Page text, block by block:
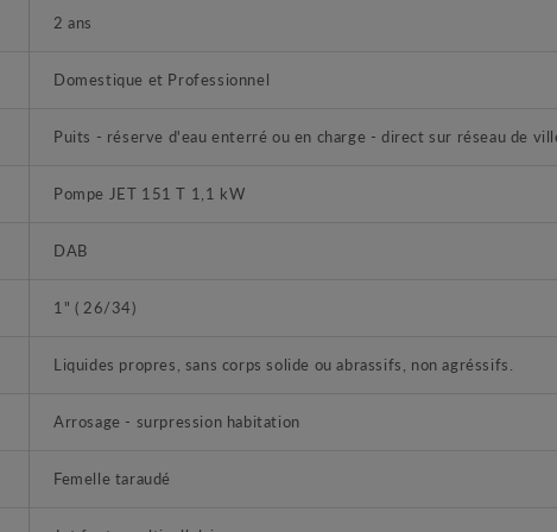
2 ans
Domestique et Professionnel
Puits - réserve d'eau enterré ou en charge - direct sur réseau de
Pompe JET 151 T 1,1 kW
DAB
1" ( 26/34)
Liquides propres, sans corps solide ou abrassifs, non agréssifs.
Arrosage - surpression habitation
Femelle taraudé